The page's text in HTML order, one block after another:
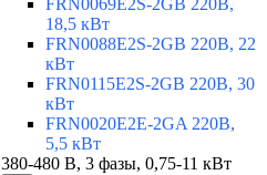
FRN0069E2S-2GB 220В,
18,5 кВт
FRN0088E2S-2GB 220В, 22
кВт
FRN0115E2S-2GB 220В, 30
кВт
FRN0020E2E-2GA 220В,
5,5 кВт
380-480 В, 3 фазы, 0,75-11 кВт